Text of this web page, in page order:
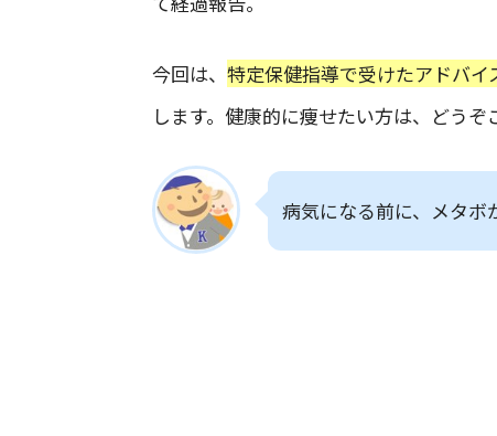
今回は、 特定保健指導で受けたアドバ
します。健康的に痩せたい方は、どうぞ
病気になる前に、メタボ